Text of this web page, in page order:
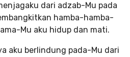
dari adzab-Mu pada
hamba-hamba-
Mu aku hidup dan mati.
aku berlindung pada-Mu dari